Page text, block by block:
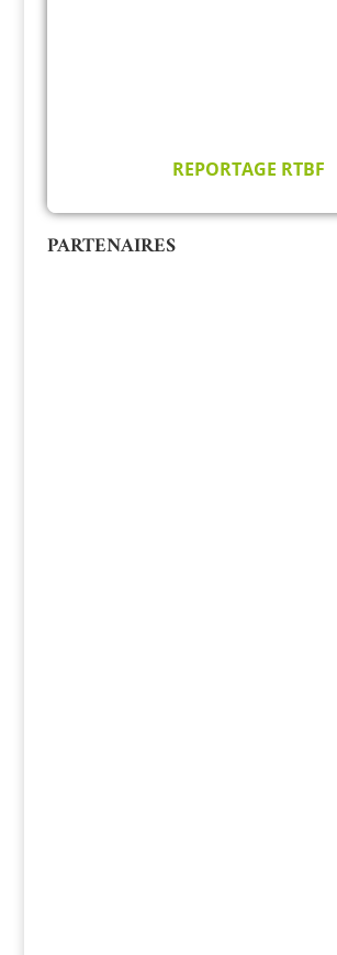
REPORTAGE RTBF
Toutes les actualités
PARTENAIRES